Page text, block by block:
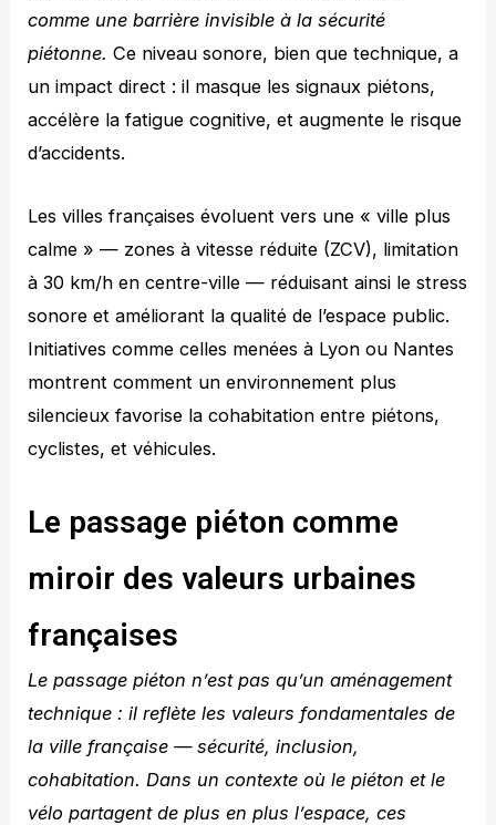
comme une barrière invisible à la sécurité
piétonne. Ce niveau sonore, bien que technique, a
un impact direct : il masque les signaux piétons,
accélère la fatigue cognitive, et augmente le risque
d’accidents.
Les villes françaises évoluent vers une « ville plus
calme » — zones à vitesse réduite (ZCV), limitation
à 30 km/h en centre-ville — réduisant ainsi le stress
sonore et améliorant la qualité de l’espace public.
Initiatives comme celles menées à Lyon ou Nantes
montrent comment un environnement plus
silencieux favorise la cohabitation entre piétons,
cyclistes, et véhicules.
Le passage piéton comme
miroir des valeurs urbaines
françaises
Le passage piéton n’est pas qu’un aménagement
technique : il reflète les valeurs fondamentales de
la ville française — sécurité, inclusion,
cohabitation. Dans un contexte où le piéton et le
vélo partagent de plus en plus l’espace, ces